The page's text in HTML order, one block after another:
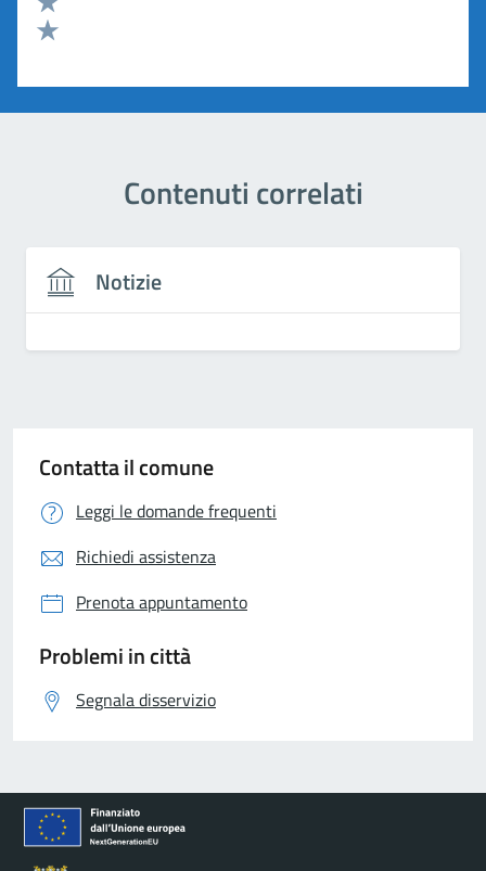
Valuta 2 stelle su 5
Contenuti correlati
Notizie
Contatta il comune
Leggi le domande frequenti
Richiedi assistenza
Prenota appuntamento
Problemi in città
Segnala disservizio